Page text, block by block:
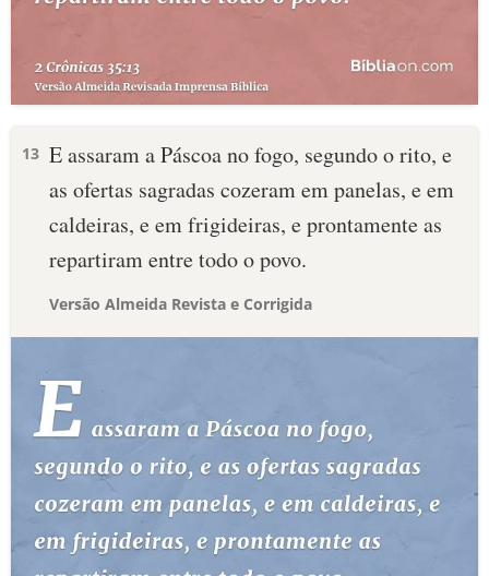
13 E assaram a Páscoa no fogo, segundo o rito, e
as ofertas sagradas cozeram em panelas, e em
caldeiras, e em frigideiras, e prontamente as
repartiram entre todo o povo.
Versão Almeida Revista e Corrigida